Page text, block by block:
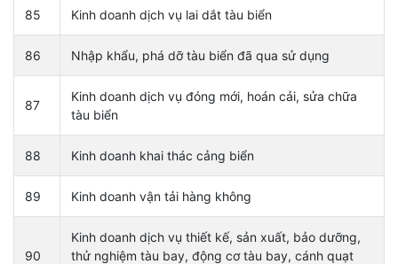
85 Kinh doanh dịch vụ lai dắt tàu biển
86 Nhập khẩu, phá dỡ tàu biển đã qua sử dụng
87
Kinh doanh dịch vụ đóng mới, hoán cải, sửa chữa
tàu biển
88 Kinh doanh khai thác cảng biển
89 Kinh doanh vận tải hàng không
90
Kinh doanh dịch vụ thiết kế, sản xuất, bảo dưỡng,
thử nghiệm tàu bay, động cơ tàu bay, cánh quạt